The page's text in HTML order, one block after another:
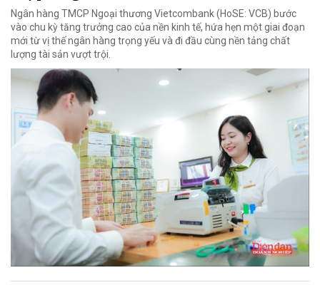
Ngân hàng TMCP Ngoại thương Vietcombank (HoSE: VCB) bước
vào chu kỳ tăng trưởng cao của nền kinh tế, hứa hẹn một giai đoạn
mới từ vị thế ngân hàng trọng yếu và đi đầu cùng nền tảng chất
lượng tài sản vượt trội.